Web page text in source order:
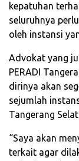
kepatuhan
seluruhnya
oleh instansi
Advokat yang
PERADI
dirinya akan
sejumlah
Tangerang
“Saya akan
terkait agar